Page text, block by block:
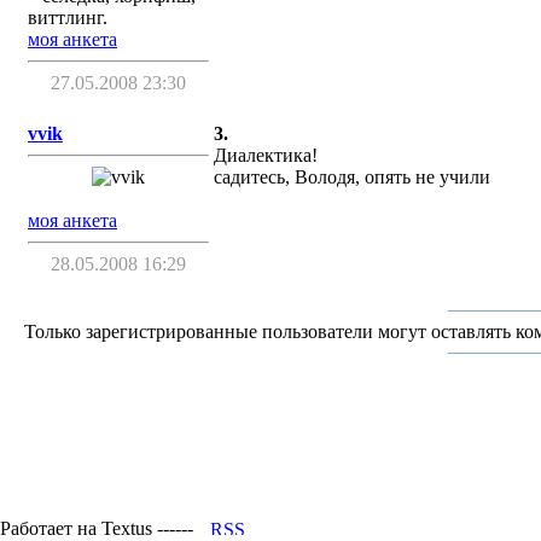
виттлинг.
моя анкета
27.05.2008 23:30
vvik
моя анкета
28.05.2008 16:29
3.
Диалектика!
садитесь, Володя, опять не учили
Только зарегистрированные пользователи могут оставлять
Работает на Textus ------